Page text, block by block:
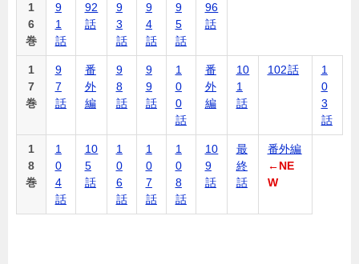
1
6
巻
9
1
話
92
話
9
3
話
9
4
話
9
5
話
96
話
1
7
巻
9
7
話
番
外
編
9
8
話
9
9
話
1
0
0
話
番
外
編
10
1
話
102話
1
0
3
話
1
8
巻
1
0
4
話
10
5
話
1
0
6
話
1
0
7
話
1
0
8
話
10
9
話
最
終
話
番外編
←NE
W